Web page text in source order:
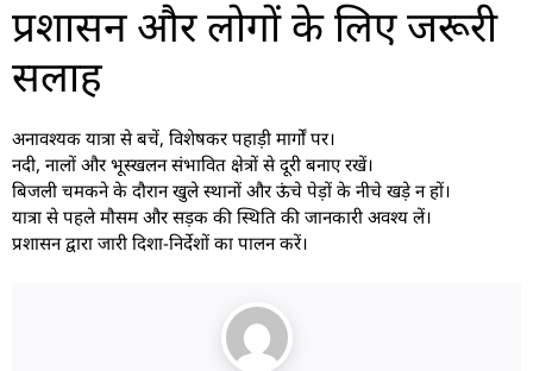
प्रशासन और लोगों के लिए जरूरी
सलाह
अनावश्यक यात्रा से बचें, विशेषकर पहाड़ी मार्गों पर।
नदी, नालों और भूस्खलन संभावित क्षेत्रों से दूरी बनाए रखें।
बिजली चमकने के दौरान खुले स्थानों और ऊंचे पेड़ों के नीचे खड़े न हों।
यात्रा से पहले मौसम और सड़क की स्थिति की जानकारी अवश्य लें।
प्रशासन द्वारा जारी दिशा-निर्देशों का पालन करें।